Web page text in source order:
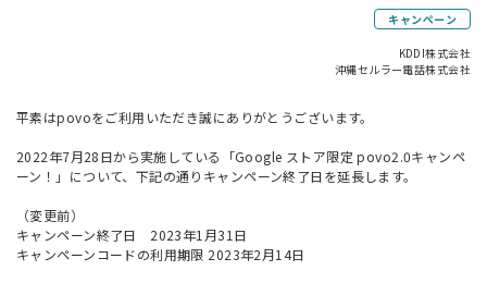
キャンペーン
KDDI株式会社
沖縄セルラー電話株式会社
平素はpovoをご利用いただき誠にありがとうございます。
2022年7月28日から実施している「Google ストア限定 povo2.0キャンペ
ーン！」について、下記の通りキャンペーン終了日を延長します。
（変更前）
キャンペーン終了日 2023年1月31日
キャンペーンコードの利用期限 2023年2月14日